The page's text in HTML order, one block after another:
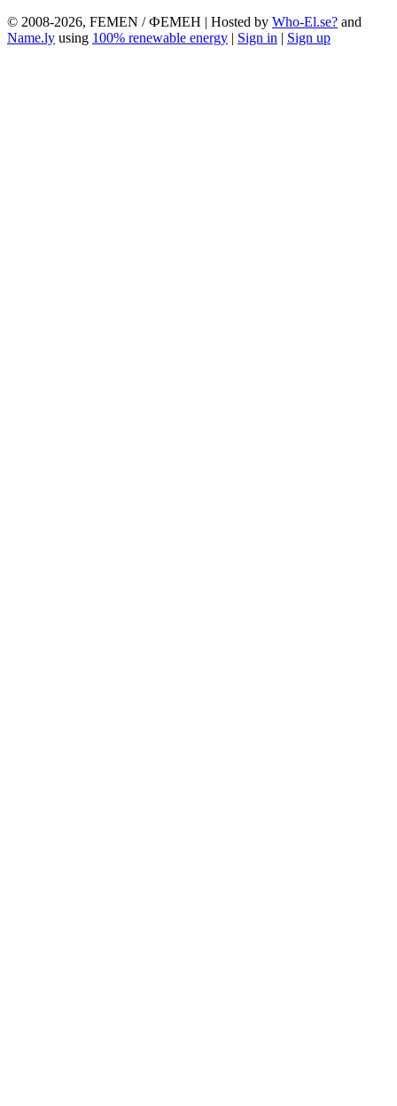
© 2008-2026, FEMEN / ФЕМЕН | Hosted by Who-El.se? and
Name.ly using 100% renewable energy | Sign in | Sign up